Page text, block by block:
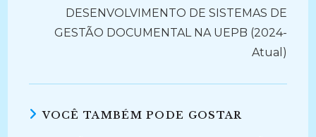
DESENVOLVIMENTO DE SISTEMAS DE
GESTÃO DOCUMENTAL NA UEPB (2024-
Atual)
VOCÊ TAMBÉM PODE GOSTAR